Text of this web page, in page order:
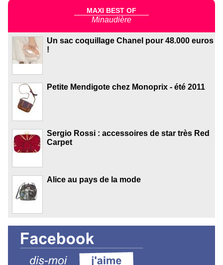
MAXI BEST OF
Minaudière
Un sac coquillage Chanel pour 48.000 euros
!
Petite Mendigote chez Monoprix - été 2011
Sergio Rossi : accessoires de star très Red
Carpet
Alice au pays de la mode